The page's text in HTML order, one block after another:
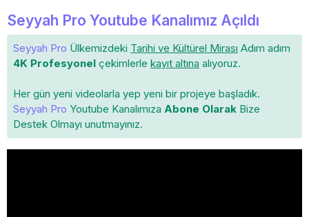
Seyyah Pro Youtube Kanalımız Açıldı
Seyyah Pro Ülkemizdeki Tarihi ve Kültürel Mirası Adım adım
4K Profesyonel çekimlerle kayıt altına alıyoruz.
Her gün yeni videolarla yep yeni bir projeye başladık.
Seyyah Pro Youtube Kanalımıza Abone Olarak Bize
Destek Olmayı unutmayınız.